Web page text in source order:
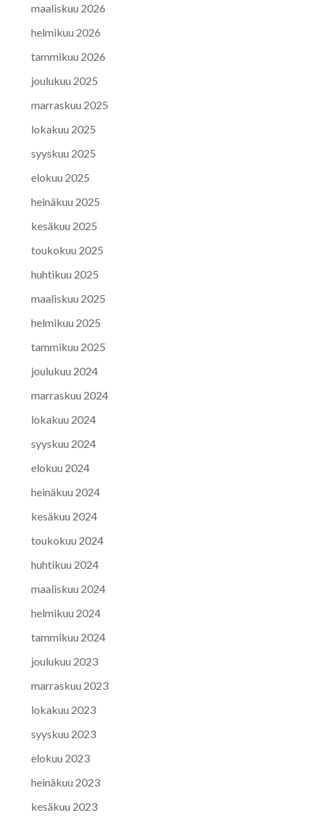
maaliskuu 2026
helmikuu 2026
tammikuu 2026
joulukuu 2025
marraskuu 2025
lokakuu 2025
syyskuu 2025
elokuu 2025
heinäkuu 2025
kesäkuu 2025
toukokuu 2025
huhtikuu 2025
maaliskuu 2025
helmikuu 2025
tammikuu 2025
joulukuu 2024
marraskuu 2024
lokakuu 2024
syyskuu 2024
elokuu 2024
heinäkuu 2024
kesäkuu 2024
toukokuu 2024
huhtikuu 2024
maaliskuu 2024
helmikuu 2024
tammikuu 2024
joulukuu 2023
marraskuu 2023
lokakuu 2023
syyskuu 2023
elokuu 2023
heinäkuu 2023
kesäkuu 2023